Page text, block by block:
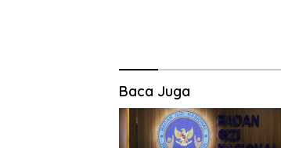
Baca Juga